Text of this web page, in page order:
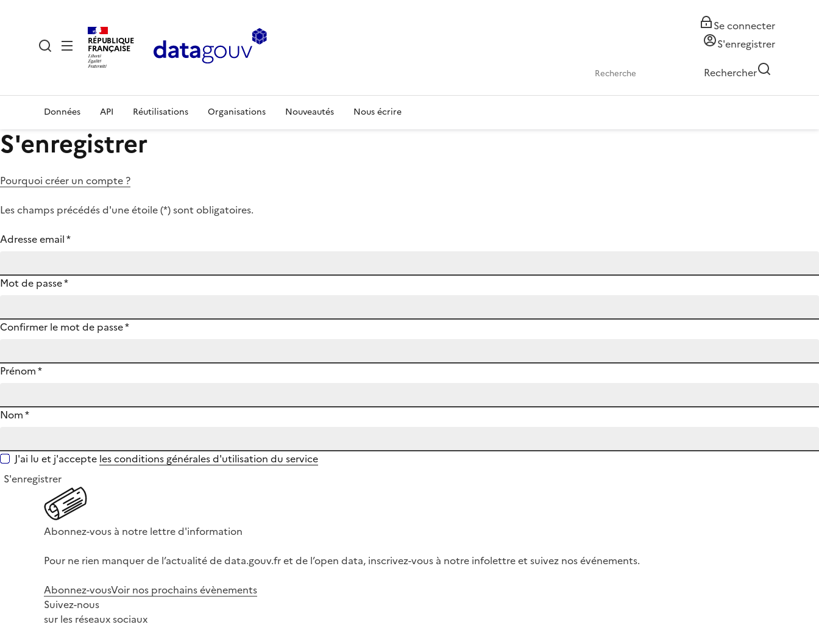
RÉPUBLIQUE
FRANÇAISE
Se connecter
S'enregistrer
Rechercher
Données API Réutilisations Organisations Nouveautés Nous écrire
S'enregistrer
Pourquoi créer un compte ?
Les champs précédés d'une étoile (*) sont obligatoires.
Adresse email*
Mot de passe*
Confirmer le mot de passe*
Prénom*
Nom*
J'ai lu et j'accepte les conditions générales d'utilisation du service
S'enregistrer
Abonnez-vous à notre lettre d'information
Pour ne rien manquer de l’actualité de data.gouv.fr et de l’open data, inscrivez-vous à notre infolettre et suivez nos événements.
Abonnez-vousVoir nos prochains évènements
Suivez-nous
sur les réseaux sociaux